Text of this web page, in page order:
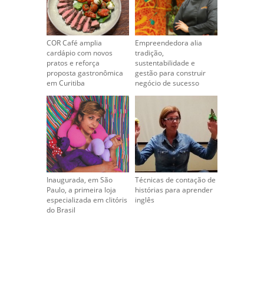
COR Café amplia
cardápio com novos
pratos e reforça
proposta gastronômica
em Curitiba
Empreendedora alia
tradição,
sustentabilidade e
gestão para construir
negócio de sucesso
Inaugurada, em São
Paulo, a primeira loja
especializada em clitóris
do Brasil
Técnicas de contação de
histórias para aprender
inglês